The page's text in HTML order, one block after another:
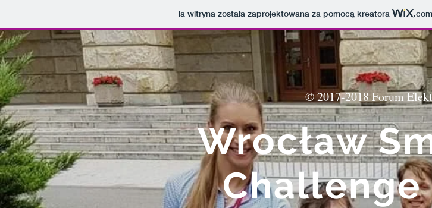
Ta witryna została zaprojektowana za pomocą kreatora .com
© 2017-2018 Forum
Wrocław